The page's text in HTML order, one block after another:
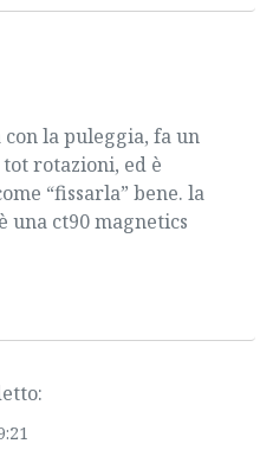
la puleggia, fa un
rotazioni, ed è
“fissarla” bene. la
una ct90 magnetics